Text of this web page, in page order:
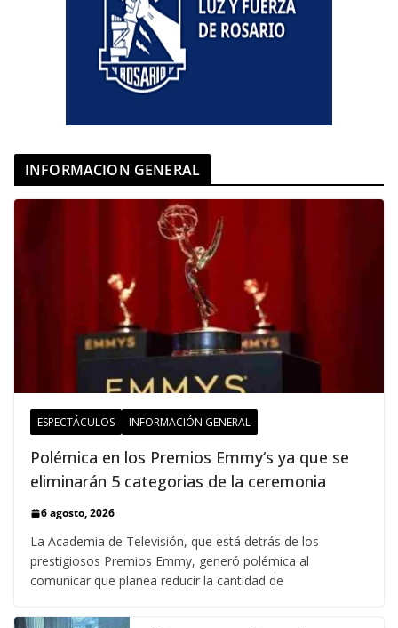
INFORMACION GENERAL
ESPECTÁCULOS INFORMACIÓN GENERAL
Polémica en los Premios Emmy‘s ya que se
eliminarán 5 categorias de la ceremonia
6 agosto, 2026
La Academia de Televisión, que está detrás de los
prestigiosos Premios Emmy, generó polémica al
comunicar que planea reducir la cantidad de